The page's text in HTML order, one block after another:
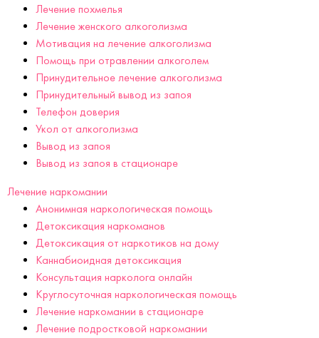
Лечение похмелья
Лечение женского алкоголизма
Мотивация на лечение алкоголизма
Помощь при отравлении алкоголем
Принудительное лечение алкоголизма
Принудительный вывод из запоя
Телефон доверия
Укол от алкоголизма
Вывод из запоя
Вывод из запоя в стационаре
Лечение наркомании
Анонимная наркологическая помощь
Детоксикация наркоманов
Детоксикация от наркотиков на дому
Каннабиоидная детоксикация
Консультация нарколога онлайн
Круглосуточная наркологическая помощь
Лечение наркомании в стационаре
Лечение подростковой наркомании